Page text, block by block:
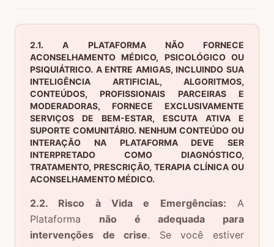
2.1. A PLATAFORMA NÃO FORNECE
ACONSELHAMENTO MÉDICO, PSICOLÓGICO OU
PSIQUIÁTRICO. A ENTRE AMIGAS, INCLUINDO SUA
INTELIGÊNCIA ARTIFICIAL, ALGORITMOS,
CONTEÚDOS, PROFISSIONAIS PARCEIRAS E
MODERADORAS, FORNECE EXCLUSIVAMENTE
SERVIÇOS DE BEM-ESTAR, ESCUTA ATIVA E
SUPORTE COMUNITÁRIO. NENHUM CONTEÚDO OU
INTERAÇÃO NA PLATAFORMA DEVE SER
INTERPRETADO COMO DIAGNÓSTICO,
TRATAMENTO, PRESCRIÇÃO, TERAPIA CLÍNICA OU
ACONSELHAMENTO MÉDICO.
2.2. Risco à Vida e Emergências: A
Plataforma
não é adequada para
intervenções de crise. Se você estiver